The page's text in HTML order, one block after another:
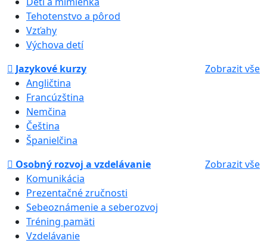
Tehotenstvo a pôrod
Vzťahy
Výchova detí
Jazykové kurzy
Zobrazit vše
Angličtina
Francúzština
Nemčina
Čeština
Španielčina
Osobný rozvoj a vzdelávanie
Zobrazit vše
Komunikácia
Prezentačné zručnosti
Sebeoznámenie a seberozvoj
Tréning pamäti
Vzdelávanie